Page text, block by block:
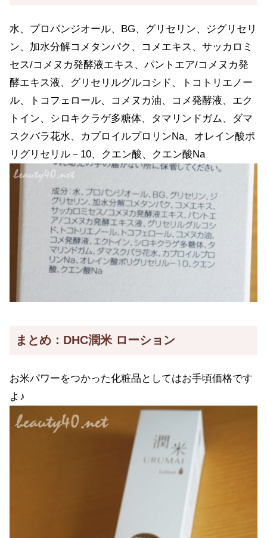
水、プロパンジオール、BG、グリセリン、ジグリセリ
ン、加水分解コメタンパク、コメエキス、サッカロミ
セス/コメヌカ発酵液エキス、パントエア/コメヌカ発
酵エキス液、グリセリルグルコシド、トコトリエノー
ル、トコフェロール、コメヌカ油、コメ発酵液、エク
トイン、シロキクラゲ多糖体、タマリンドガム、ダマ
スクバラ花水、カプロイルプロリンNa、オレイン酸ポ
リグリセリル－10、クエン酸、クエン酸Na
まとめ：DHC潤米 ローション
お米パワーをつかった化粧品としてはお手頃価格です
よ♪